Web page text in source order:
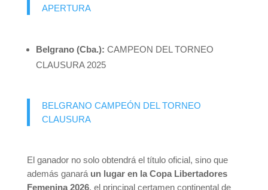
APERTURA
Belgrano (Cba.): CAMPEON DEL TORNEO
CLAUSURA 2025
BELGRANO CAMPEÓN DEL TORNEO
CLAUSURA
El ganador no solo obtendrá el título oficial, sino que
además ganará un lugar en la Copa Libertadores
Femenina 2026, el principal certamen continental de